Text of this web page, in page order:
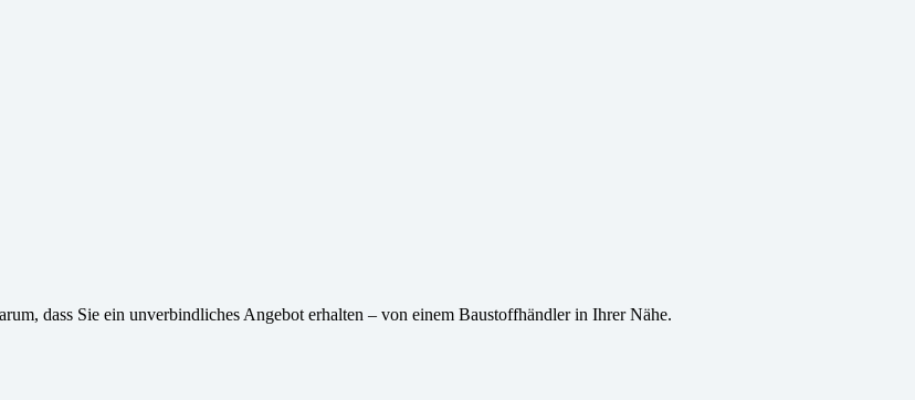
dass Sie ein unverbindliches Angebot erhalten – von einem Baustoffhändler in Ihrer Nähe.